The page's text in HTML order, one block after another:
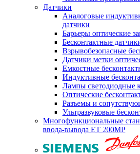
Датчики
Аналоговые
датчики
Барьеры оптические
Бесконтактные
Взрывобезопасные
Датчики метки
Емкостные
Индуктивные
Лампы светодиодные
Оптические
Разъемы и
Ультразвуковые
Многофункциональные
ввода-вывода ET 200MP